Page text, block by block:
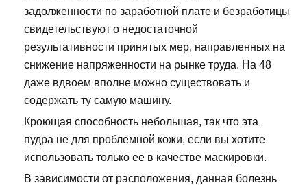
задолженности по заработной плате и безработицы
свидетельствуют о недостаточной
результативности принятых мер, направленных на
снижение напряженности на рынке труда. На 48
даже вдвоем вполне можно существовать и
содержать ту самую машину.
Кроющая способность небольшая, так что эта
пудра не для проблемной кожи, если вы хотите
использовать только ее в качестве маскировки.
В зависимости от расположения, данная болезнь